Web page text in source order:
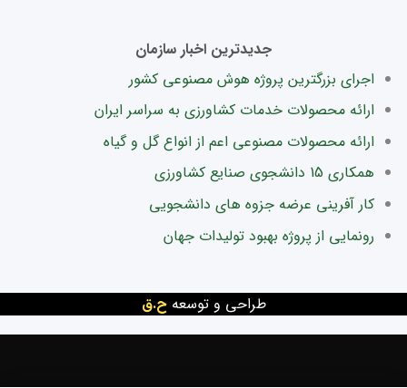
جدیدترین اخبار سازمان
اجرای بزرگترین پروژه هوش مصنوعی کشور
ارائه محصولات خدمات کشاورزی به سراسر ایران
ارائه محصولات مصنوعی اعم از انواع گل و گیاه
همکاری 15 دانشجوی صنایع کشاورزی
کار آفرینی عرضه جزوه های دانشجویی
رونمایی از پروژه بهبود تولیدات جهان
طراحی و توسعه ح.ق